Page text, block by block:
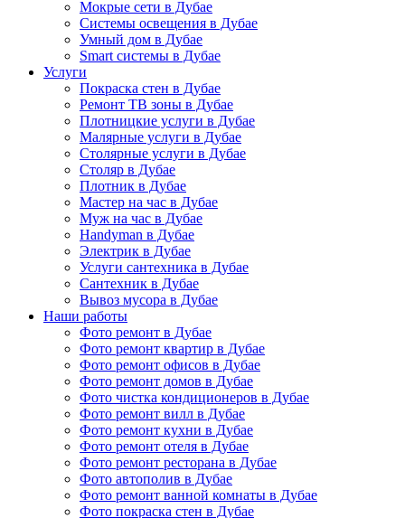
Мокрые сети в Дубае
Системы освещения в Дубае
Умный дом в Дубае
Smart системы в Дубае
Услуги
Покраска стен в Дубае
Ремонт ТВ зоны в Дубае
Плотницкие услуги в Дубае
Малярные услуги в Дубае
Столярные услуги в Дубае
Столяр в Дубае
Плотник в Дубае
Мастер на час в Дубае
Муж на час в Дубае
Handyman в Дубае
Электрик в Дубае
Услуги сантехника в Дубае
Сантехник в Дубае
Вывоз мусора в Дубае
Наши работы
Фото ремонт в Дубае
Фото ремонт квартир в Дубае
Фото ремонт офисов в Дубае
Фото ремонт домов в Дубае
Фото чистка кондиционеров в Дубае
Фото ремонт вилл в Дубае
Фото ремонт кухни в Дубае
Фото ремонт отеля в Дубае
Фото ремонт ресторана в Дубае
Фото автополив в Дубае
Фото ремонт ванной комнаты в Дубае
Фото покраска стен в Дубае